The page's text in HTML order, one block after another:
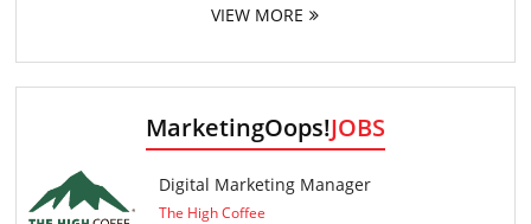
VIEW MORE
MarketingOops!JOBS
Digital Marketing Manager
The High Coffee